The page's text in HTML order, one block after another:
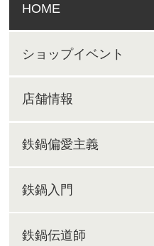
HOME
ショップイベント
店舗情報
鉄鍋偏愛主義
鉄鍋入門
鉄鍋伝道師